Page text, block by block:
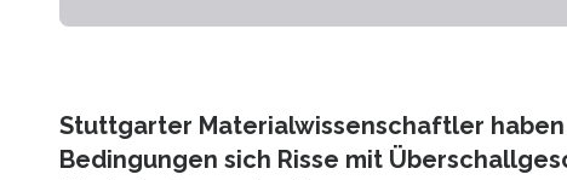
Stuttgarter Materialwissenschaftler
Bedingungen sich Risse mit